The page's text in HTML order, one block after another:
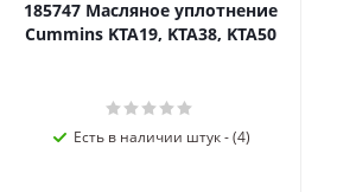
185747 Масляное уплотнение
Cummins KTA19, KTA38, KTA50
Есть в наличии штук - (4)